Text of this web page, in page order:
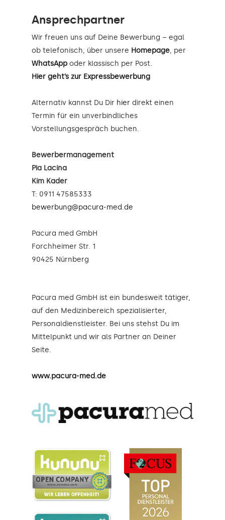
Ansprechpartner
Wir freuen uns auf Deine Bewerbung – egal
ob telefonisch, über unsere Homepage, per
WhatsApp oder klassisch per Post.
Hier geht’s zur Expressbewerbung
Alternativ kannst Du Dir hier direkt einen
Termin für ein unverbindliches
Vorstellungsgespräch buchen.
Bewerbermanagement
Pia Lacina
Kim Kader
T: 0911 47585333
bewerbung@pacura-med.de
Pacura med GmbH
Forchheimer Str. 1
90425 Nürnberg
Pacura med GmbH ist ein bundesweit tätiger,
auf den Medizinbereich spezialisierter,
Personaldienstleister. Bei uns stehst Du im
Mittelpunkt und wir als Partner an Deiner
Seite.
www.pacura-med.de